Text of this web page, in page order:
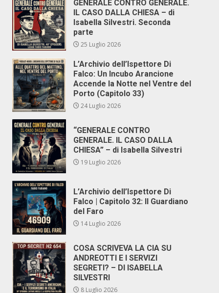
GENERALE CONTRO GENERALE.
IL CASO DALLA CHIESA – di
Isabella Silvestri. Seconda
parte
25 Luglio 2026
L’Archivio dell’Ispettore Di
Falco: Un Incubo Arancione
Accende la Notte nel Ventre del
Porto (Capitolo 33)
24 Luglio 2026
“GENERALE CONTRO
GENERALE. IL CASO DALLA
CHIESA” – di Isabella Silvestri
19 Luglio 2026
L’Archivio dell’Ispettore Di
Falco | Capitolo 32: Il Guardiano
del Faro
14 Luglio 2026
COSA SCRIVEVA LA CIA SU
ANDREOTTI E I SERVIZI
SEGRETI? – DI ISABELLA
SILVESTRI
8 Luglio 2026